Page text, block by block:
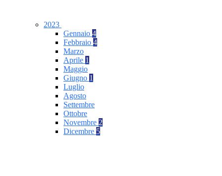
2023
Gennaio 4
Febbraio 4
Marzo
Aprile 1
Maggio
Giugno 1
Luglio
Agosto
Settembre
Ottobre
Novembre 2
Dicembre 5